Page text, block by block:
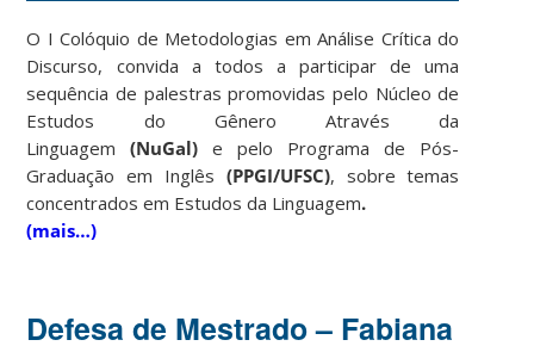
O I Colóquio de Metodologias em Análise Crítica do
Discurso, convida a todos a participar de uma
sequência de palestras promovidas pelo Núcleo de
Estudos do Gênero Através da
Linguagem(NuGal)e pelo Programa de Pós-
Graduação em Inglês (PPGI/UFSC), sobre temas
concentrados em Estudos da Linguagem.
(mais…)
Defesa de Mestrado – Fabiana